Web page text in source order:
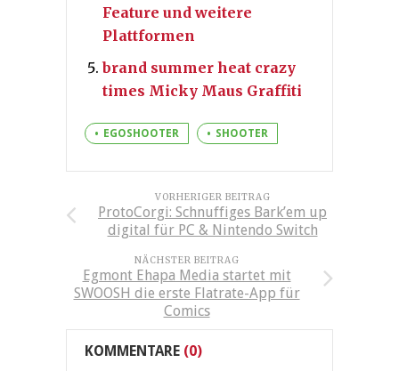
Feature und weitere
Plattformen
brand summer heat crazy
times Micky Maus Graffiti
EGOSHOOTER SHOOTER
VORHERIGER BEITRAG
ProtoCorgi: Schnuffiges Bark’em up
digital für PC & Nintendo Switch
NÄCHSTER BEITRAG
Egmont Ehapa Media startet mit
SWOOSH die erste Flatrate-App für
Comics
KOMMENTARE (0)